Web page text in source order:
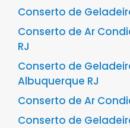
Conserto de
Conserto de Ar
RJ
Conserto de
Albuquerque RJ
Conserto de Ar
Conserto de